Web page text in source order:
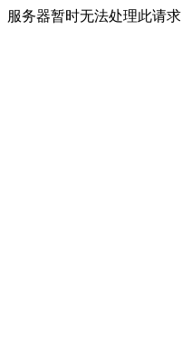
服务器暂时无法处理此请求